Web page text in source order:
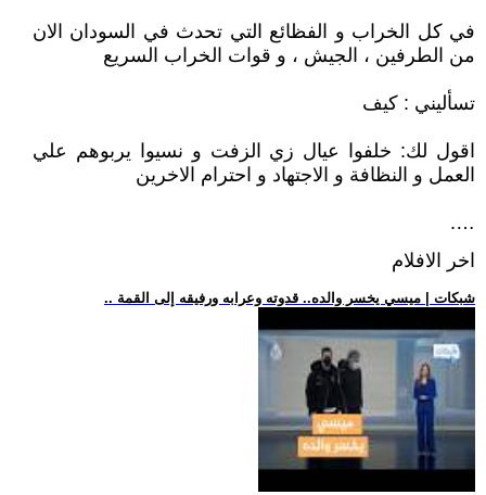
في كل الخراب و الفظائع التي تحدث في السودان الان
من الطرفين ، الجيش ، و قوات الخراب السريع
تسأليني : كيف
اقول لك: خلفوا عيال زي الزفت و نسيوا يربوهم علي
العمل و النظافة و الاجتهاد و احترام الاخرين
….
اخر الافلام
.. شبكات | ميسي يخسر والده.. قدوته وعرابه ورفيقه إلى القمة